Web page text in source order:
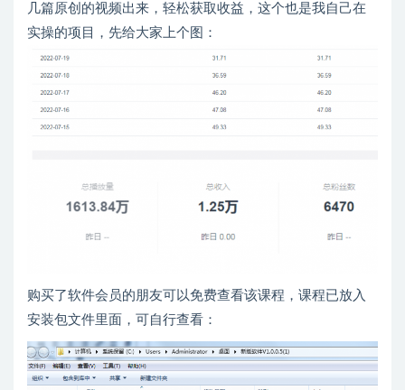
几篇原创的视频出来，轻松获取收益，这个也是我自己在
实操的项目，先给大家上个图：
购买了软件会员的朋友可以免费查看该课程，课程已放入
安装包文件里面，可自行查看：